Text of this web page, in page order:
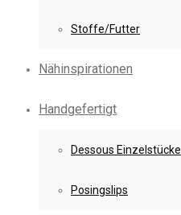
Stoffe/Futter
Nähinspirationen
Handgefertigt
Dessous Einzelstücke
Posingslips